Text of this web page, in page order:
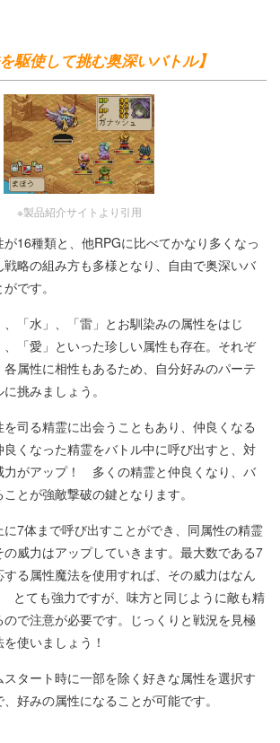
駆使して挑む奥深いバトル】
※製品紹介サイトより引用
16種類と、他RPGに比べてかなり多くなっ
略の組み方も多様となり、自由で奥深いバ
です。
「水」、「雷」とお馴染みの属性をはじ
「愛」といった珍しい属性も存在。それぞ
属性に相性もあるため、自分好みのパーテ
挑みましょう。
司る精霊に出会うこともあり、仲良くなる
良くなった精霊をバトル中に呼び出すと、対
力がアップ！ 多くの精霊と仲良くなり、バ
とが強敵撃破の鍵となります。
7体まで呼び出すことができ、同属性の精霊
威力はアップしていきます。最大数である7
る属性魔法を使用すれば、その威力はなん
とても強力ですが、味方と同じように敵も精
で注意が必要です。
じっくりと戦況を見極
使いましょう！
タート時に一部を除く好きな属性を選択す
好みの属性になることが可能です。